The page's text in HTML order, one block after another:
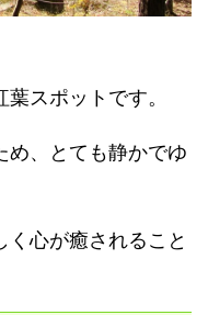
スポットです。
め、とても静かでゆ
心が癒されること